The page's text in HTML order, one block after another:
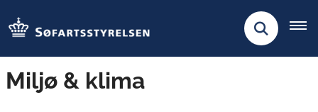
Miljø & klima